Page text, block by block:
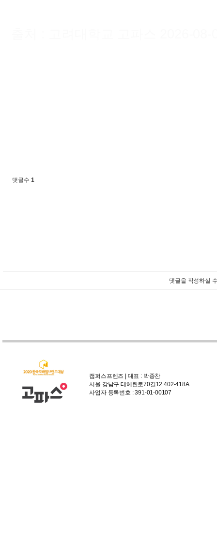
댓글수 1
댓글을 작성하실
캠퍼스프렌즈 | 대표 : 박종찬
서울 강남구 테헤란로70길12 402-418A
사업자 등록번호 : 391-01-00107